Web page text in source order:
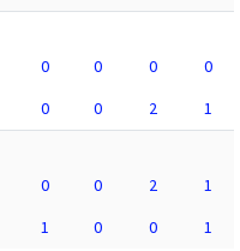
0 0 0
0
0 0 2
1
0 0 2
1
1 0 0 1